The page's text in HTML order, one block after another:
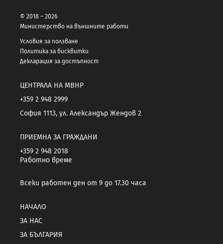
© 2018 – 2026
Министерство на външните работи
Условия за ползване
Политика за бисквитки
Декларация за достъпност
ЦЕНТРАЛА НА МВНР
+359 2 948 2999
София 1113, ул. Александър Жендов 2
ПРИЕМНА ЗА ГРАЖДАНИ
+359 2 948 2018
Работно време
Всеки работен ден от 9 до 17.30 часа
НАЧАЛО
ЗА НАС
ЗА БЪЛГАРИЯ